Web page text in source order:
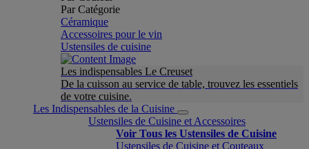
Par Catégorie
Céramique
Accessoires pour le vin
Ustensiles de cuisine
Les indispensables Le Creuset
De la cuisson au service de table, trouvez les essentiels
de votre cuisine.
Les Indispensables de la Cuisine
Ustensiles de Cuisine et Accessoires
Voir Tous les Ustensiles de Cuisine
Ustensiles de Cuisine et Couteaux